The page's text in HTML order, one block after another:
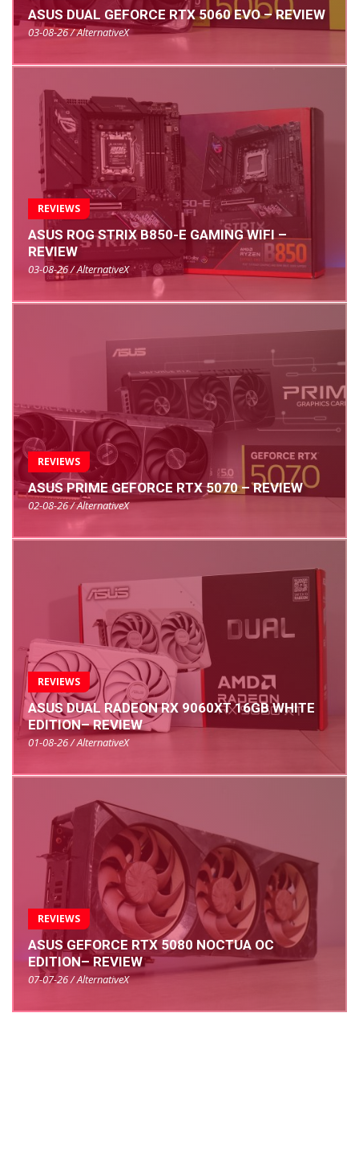
ASUS DUAL GEFORCE RTX 5060 EVO – REVIEW
03-08-26 / AlternativeX
REVIEWS
ASUS ROG STRIX B850-E GAMING WIFI –
REVIEW
03-08-26 / AlternativeX
REVIEWS
ASUS PRIME GEFORCE RTX 5070 – REVIEW
02-08-26 / AlternativeX
REVIEWS
ASUS DUAL RADEON RX 9060XT 16GB WHITE
EDITION– REVIEW
01-08-26 / AlternativeX
REVIEWS
ASUS GEFORCE RTX 5080 NOCTUA OC
EDITION– REVIEW
07-07-26 / AlternativeX